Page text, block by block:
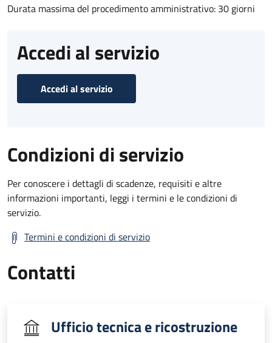
Durata massima del procedimento amministrativo: 30 giorni
Accedi al servizio
Accedi al servizio
Condizioni di servizio
Per conoscere i dettagli di scadenze, requisiti e altre
informazioni importanti, leggi i termini e le condizioni di
servizio.
Termini e condizioni di servizio
Contatti
Ufficio tecnica e ricostruzione